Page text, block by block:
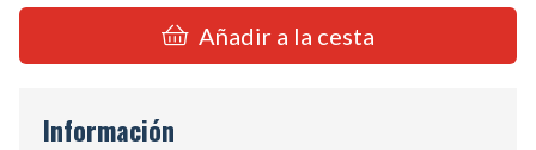
Añadir a la cesta
Información